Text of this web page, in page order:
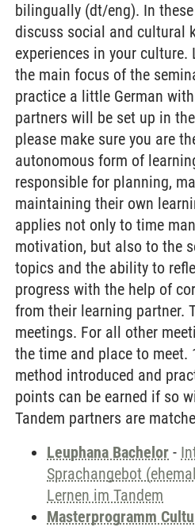
bilingually (dt/eng). In
discuss social and cultural
experiences in your
the main focus of the
practice a little German
partners will be set up in
please make sure you are
autonomous form of
responsible for planning,
maintaining their own
applies not only to time
motivation, but also to the
topics and the ability to
progress with the help of
from their learning partner.
meetings. For all other
the time and place to meet.
method introduced and
points can be earned if so
Tandem partners are
Leuphana Bachelor -
Sprachangebot
Lernen im Tandem
Masterprogramm